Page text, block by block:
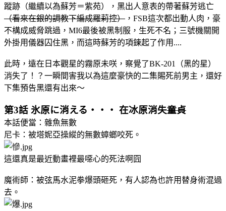
蹤跡（繼續以為蘇芳＝紫苑），黑出人意表的帶著蘇芳逃亡
（看來在銀的調教下編成羅莉控） ，FSB這次都出動人肉，豪
不構成威脅跳過，MI6最後被黑制服，生死不名；三號機關開
外掛用儀器囚住黑，而這時蘇芳的項鍊起了作用....
此時，遠在日本觀星的霧原未咲，察覺了BK-201（黑的星）
消失了！？一瞬間害我以為這麼豪快的二集賜死前男主，還好
下集預告黑還有出來～
第3話 氷原に消える・・・ 在冰原消失童貞
本話便當：雜魚無數
尼卡：被塔妮亞操縱的無數蟑螂咬死。
這還真是最近動畫裡最噁心的死法啊囧
魔術師：被弦馬水泥拳爆頭砸死，有人認為也許用替身術混過
去。